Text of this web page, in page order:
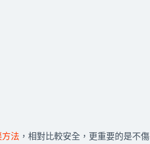
法 ，相對比較安全，更重要的是不傷